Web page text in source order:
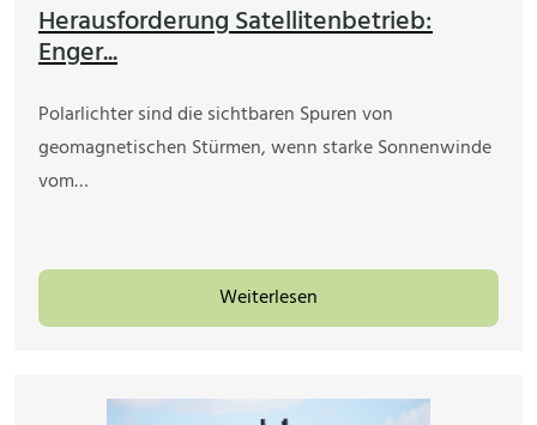
Herausforderung Satellitenbetrieb:
Enger...
Polarlichter sind die sichtbaren Spuren von
geomagnetischen Stürmen, wenn starke Sonnenwinde
vom…
Weiterlesen